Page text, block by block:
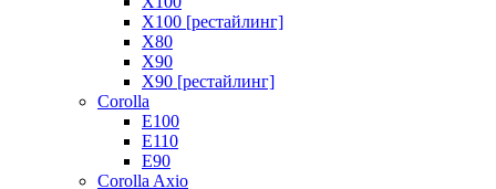
X100 [рестайлинг]
X80
X90
X90 [рестайлинг]
Corolla
E100
E110
E90
Corolla Axio